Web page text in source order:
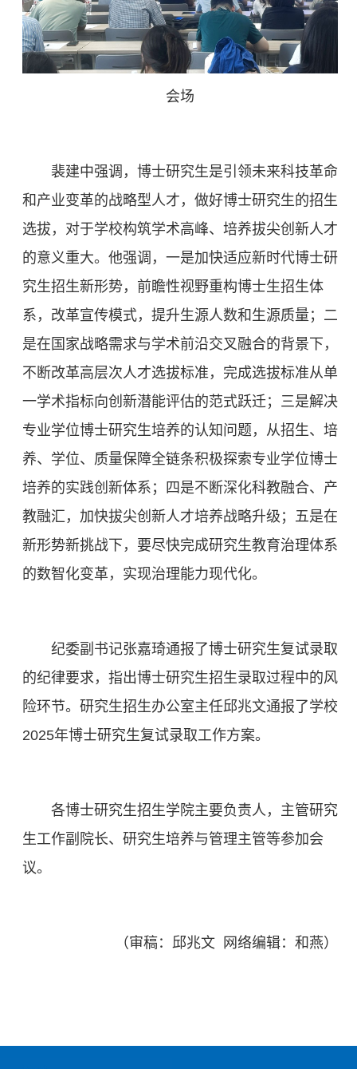
会场
裴建中强调，博士研究生是引领未来科技革命
和产业变革的战略型人才，做好博士研究生的招生
选拔，对于学校构筑学术高峰、培养拔尖创新人才
的意义重大。他强调，一是加快适应新时代博士研
究生招生新形势，前瞻性视野重构博士生招生体
系，改革宣传模式，提升生源人数和生源质量；二
是在国家战略需求与学术前沿交叉融合的背景下，
不断改革高层次人才选拔标准，完成选拔标准从单
一学术指标向创新潜能评估的范式跃迁；三是解决
专业学位博士研究生培养的认知问题，从招生、培
养、学位、质量保障全链条积极探索专业学位博士
培养的实践创新体系；四是不断深化科教融合、产
教融汇，加快拔尖创新人才培养战略升级；五是在
新形势新挑战下，要尽快完成研究生教育治理体系
的数智化变革，实现治理能力现代化。
纪委副书记张嘉琦通报了博士研究生复试录取
的纪律要求，指出博士研究生招生录取过程中的风
险环节。研究生招生办公室主任邱兆文通报了学校
2025年博士研究生复试录取工作方案。
各博士研究生招生学院主要负责人，主管研究
生工作副院长、研究生培养与管理主管等参加会
议。
（审稿：邱兆文 网络编辑：和燕）